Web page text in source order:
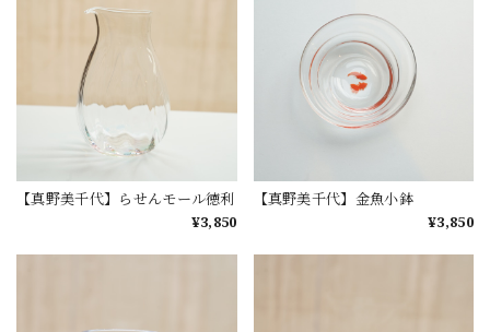
【真野美千代】らせんモール徳利
¥3,850
【真野美千代】金魚小鉢
¥3,850